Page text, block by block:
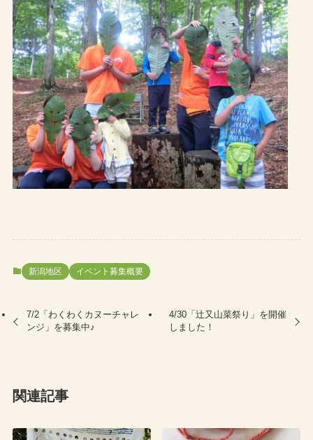
新潟地区 イベント募集概要
7/2「わくわくカヌーチャレ
ンジ」を募集中♪
4/30「辻又山菜祭り」を開催
しました！
関連記事